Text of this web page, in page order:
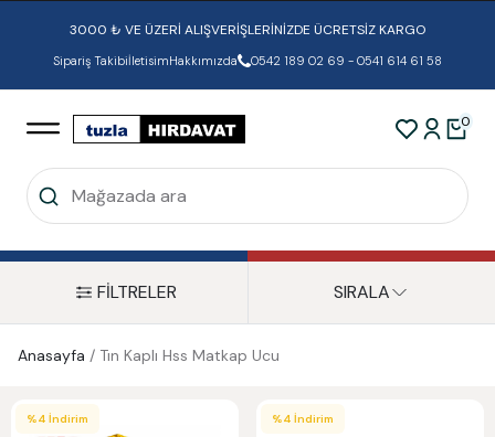
3000 ₺ VE ÜZERİ ALIŞVERİŞLERİNİZDE ÜCRETSİZ KARGO
Sipariş TakibiİletisimHakkımızda 0542 189 02 69 - 0541 614 61 58
0
FİLTRELER SIRALA
Anasayfa / Tın Kaplı Hss Matkap Ucu
%4 İndirim %4 İndirim